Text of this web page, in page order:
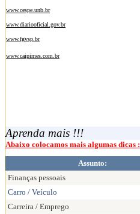
www.cespe.unb.br
www.diariooficial.gov.br
www.fgvsp.br
www.caipimes.com.br
Aprenda mais !!!
Abaixo colocamos mais algumas dicas :
Assunto:
Finanças pessoais
Carro / Veículo
Carreira / Emprego